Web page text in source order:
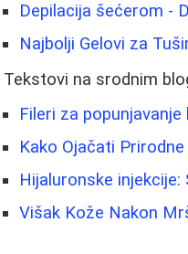
Depilacija šećerom -
Najbolji Gelovi za
Tekstovi na srodnim
Fileri za
Kako Ojačati
Hijaluronske
Višak Kože Nakon